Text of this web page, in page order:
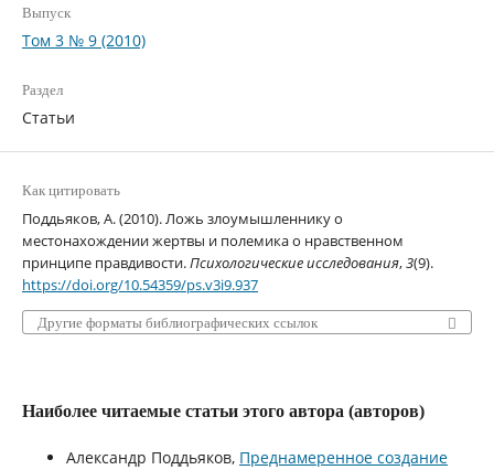
Выпуск
Том 3 № 9 (2010)
Раздел
Статьи
Как цитировать
Поддьяков, А. (2010). Ложь злоумышленнику о
местонахождении жертвы и полемика о нравственном
принципе правдивости.Психологические исследования,3(9).
https://doi.org/10.54359/ps.v3i9.937
Другие форматы библиографических ссылок
Наиболее читаемые статьи этого автора (авторов)
Александр Поддьяков, Преднамеренное создание